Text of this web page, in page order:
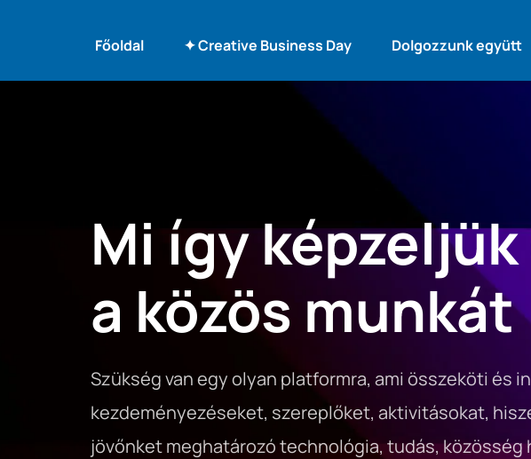
Főoldal ✦ Creative Business Day Dolgozzunk együtt
Mi így
a közös munkát
Szükség van egy olyan platformra, ami összeköti és
kezdeményezéseket, szereplőket, aktivitásokat,
jövőnket meghatározó technológia, tudás, közösség